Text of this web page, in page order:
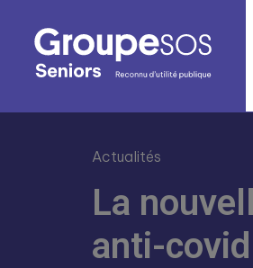
Actualités
La
anti-